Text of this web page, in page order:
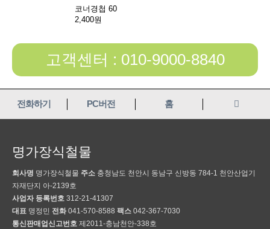
코너경첩 60
2,400원
고객센터 : 010-9000-8840
전화하기 PC버전 홈
명가장식철물
회사명 명가장식철물 주소 충청남도 천안시 동남구 신방동 784-1 천안산업기
자재단지 아-2139호
사업자 등록번호 312-21-41307
대표 명정민 전화 041-570-8588 팩스 042-367-7030
통신판매업신고번호 제2011-충남천안-338호